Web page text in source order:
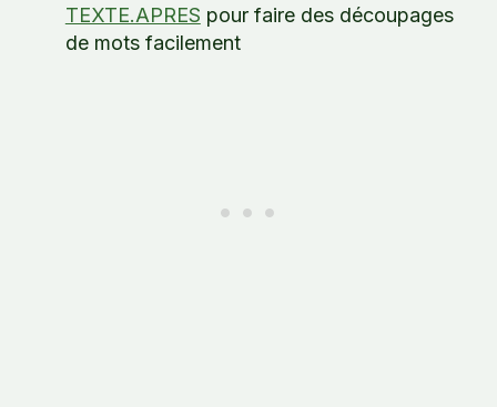
TEXTE.APRES pour faire des découpages
de mots facilement